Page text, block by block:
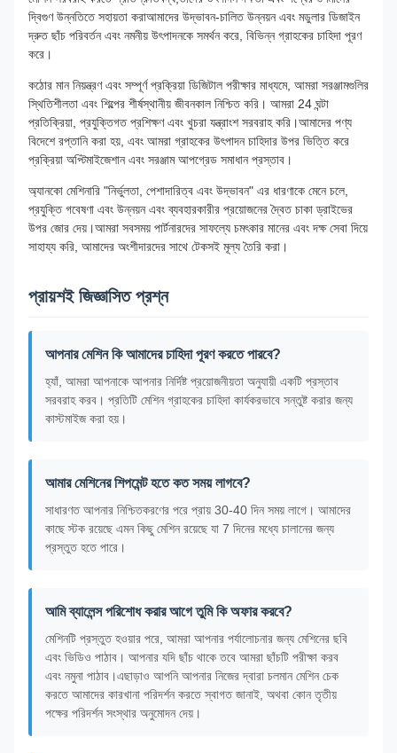
দ্বিগুণ উন্নতিতে সহায়তা করাআমাদের উদ্ভাবন-চালিত উন্নয়ন এবং মডুলার ডিজাইন
দ্রুত ছাঁচ পরিবর্তন এবং নমনীয় উৎপাদনকে সমর্থন করে, বিভিন্ন গ্রাহকের চাহিদা পূরণ
করে।
কঠোর মান নিয়ন্ত্রণ এবং সম্পূর্ণ প্রক্রিয়া ডিজিটাল পরীক্ষার মাধ্যমে, আমরা সরঞ্জামগুলির
স্থিতিশীলতা এবং শিল্পের শীর্ষস্থানীয় জীবনকাল নিশ্চিত করি। আমরা 24 ঘন্টা
প্রতিক্রিয়া, প্রযুক্তিগত প্রশিক্ষণ এবং খুচরা যন্ত্রাংশ সরবরাহ করি।আমাদের পণ্য
বিদেশে রপ্তানি করা হয়, এবং আমরা গ্রাহকের উৎপাদন চাহিদার উপর ভিত্তি করে
প্রক্রিয়া অপ্টিমাইজেশান এবং সরঞ্জাম আপগ্রেড সমাধান প্রস্তাব।
অ্যানকো মেশিনারি "নির্ভুলতা, পেশাদারিত্ব এবং উদ্ভাবন" এর ধারণাকে মেনে চলে,
প্রযুক্তি গবেষণা এবং উন্নয়ন এবং ব্যবহারকারীর প্রয়োজনের দ্বৈত চাকা ড্রাইভের
উপর জোর দেয়।আমরা সবসময় পার্টনারদের সাফল্যে চমৎকার মানের এবং দক্ষ সেবা দিয়ে
সাহায্য করি, আমাদের অংশীদারদের সাথে টেকসই মূল্য তৈরি করা।
প্রায়শই জিজ্ঞাসিত প্রশ্ন
আপনার মেশিন কি আমাদের চাহিদা পূরণ করতে পারবে?
হ্যাঁ, আমরা আপনাকে আপনার নির্দিষ্ট প্রয়োজনীয়তা অনুযায়ী একটি প্রস্তাব
সরবরাহ করব। প্রতিটি মেশিন গ্রাহকের চাহিদা কার্যকরভাবে সন্তুষ্ট করার জন্য
কাস্টমাইজ করা হয়।
আমার মেশিনের শিপমেন্ট হতে কত সময় লাগবে?
সাধারণত আপনার নিশ্চিতকরণের পরে প্রায় 30-40 দিন সময় লাগে। আমাদের
কাছে স্টক রয়েছে এমন কিছু মেশিন রয়েছে যা 7 দিনের মধ্যে চালানের জন্য
প্রস্তুত হতে পারে।
আমি ব্যালেন্স পরিশোধ করার আগে তুমি কি অফার করবে?
মেশিনটি প্রস্তুত হওয়ার পরে, আমরা আপনার পর্যালোচনার জন্য মেশিনের ছবি
এবং ভিডিও পাঠাব। আপনার যদি ছাঁচ থাকে তবে আমরা ছাঁচটি পরীক্ষা করব
এবং নমুনা পাঠাব।এছাড়াও আপনি আপনার নিজের দ্বারা চলমান মেশিন চেক
করতে আমাদের কারখানা পরিদর্শন করতে স্বাগত জানাই, অথবা কোন তৃতীয়
পক্ষের পরিদর্শন সংস্থার অনুমোদন দেয়।